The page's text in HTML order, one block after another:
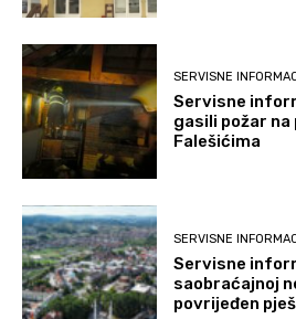
SERVISNE
Servisne
gasili požar na
Falešićima
SERVISNE
Servisne
saobraćajnoj
povrijeđen